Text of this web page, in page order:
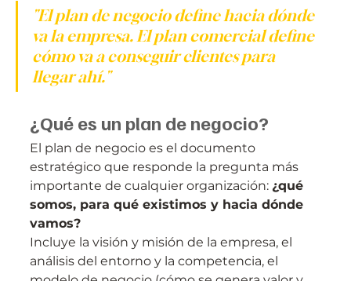
"El plan de negocio define hacia dónde
va la empresa. El plan comercial define
cómo va a conseguir clientes para
llegar ahí."
¿Qué es un plan de negocio?
El plan de negocio es el documento
estratégico que responde la pregunta más
importante de cualquier organización: ¿qué
somos, para qué existimos y hacia dónde
vamos?
Incluye la visión y misión de la empresa, el
análisis del entorno y la competencia, el